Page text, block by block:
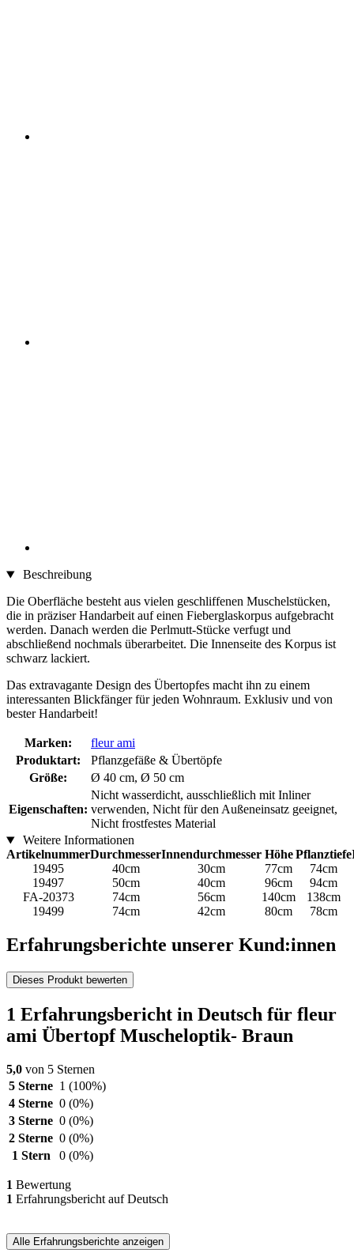
Beschreibung
Die Oberfläche besteht aus vielen geschliffenen Muschelstücken,
die in präziser Handarbeit auf einen Fieberglaskorpus aufgebracht
werden. Danach werden die Perlmutt-Stücke verfugt und
abschließend nochmals überarbeitet. Die Innenseite des Korpus ist
schwarz lackiert.
Das extravagante Design des Übertopfes macht ihn zu einem
interessanten Blickfänger für jeden Wohnraum. Exklusiv und von
bester Handarbeit!
Marken:
fleur ami
Produktart:
Pflanzgefäße & Übertöpfe
Größe:
Ø 40 cm, Ø 50 cm
Eigenschaften:
Nicht wasserdicht, ausschließlich mit Inliner
verwenden, Nicht für den Außeneinsatz geeignet,
Nicht frostfestes Material
Weitere Informationen
ArtikelnummerDurchmesserInnendurchmesser Höhe Pflanztiefe
19495
40cm 30cm 77cm
74cm
19497
50cm 40cm 96cm
94cm
FA-20373
74cm 56cm 140cm
138cm
19499
74cm 42cm 80cm 78cm
Erfahrungsberichte unserer Kund:innen
Dieses Produkt bewerten
1 Erfahrungsbericht in Deutsch für fleur
ami Übertopf Muscheloptik- Braun
5,0 von 5 Sternen
5 Sterne 1 (100%)
4 Sterne 0 (0%)
3 Sterne 0 (0%)
2 Sterne 0 (0%)
1 Stern
0 (0%)
1 Bewertung
1 Erfahrungsbericht auf Deutsch
Alle Erfahrungsberichte anzeigen